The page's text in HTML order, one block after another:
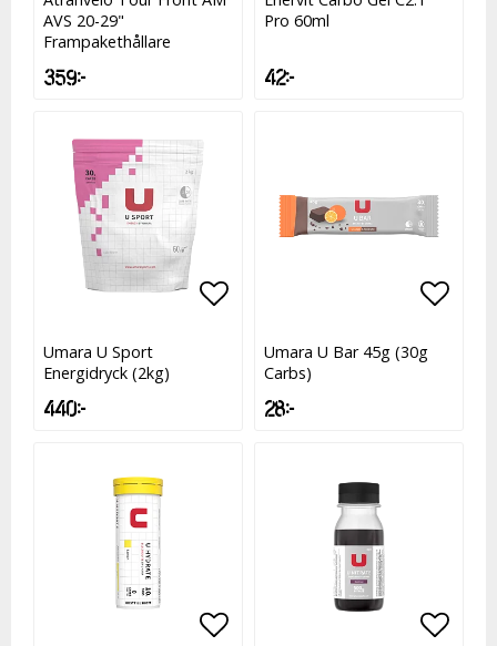
AVS 20-29"
Frampakethållare
359 kr
Pro 60ml
42 kr
Lägg till i favoritlistan
Lägg till i favoritlistan
Umara U Sport
Energidryck (2kg)
440 kr
Umara U Bar 45g (30g
Carbs)
28 kr